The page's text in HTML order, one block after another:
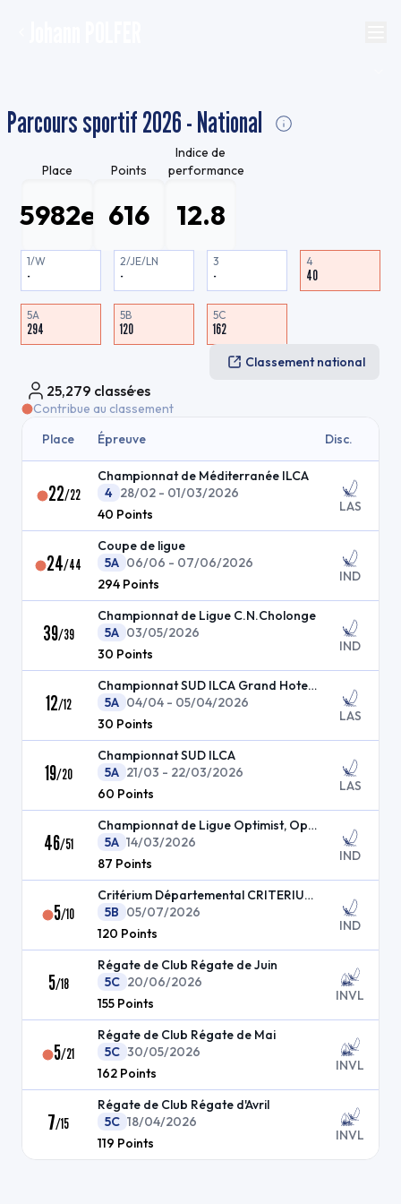
Parcours sportif 2026 - National
Place
5982e
Points
616
Indice de
performance
12.8
1/W
-
2/JE/LN
-
3
-
4
40
5A
294
5B
120
5C
162
Classement national
25,279 classé·es
Contribue au classement
Place
Épreuve Disc.
22/22
Championnat de Méditerranée ILCA
4 28/02 - 01/03/2026
40 Points LAS
24/44
Coupe de ligue
5A 06/06 - 07/06/2026
294 Points IND
39/39
Championnat de Ligue C.N.Cholonge
5A 03/05/2026
30 Points IND
12/12
Championnat SUD ILCA Grand Hotel. chpt Med
5A 04/04 - 05/04/2026
30 Points LAS
19/20
Championnat SUD ILCA
5A 21/03 - 22/03/2026
60 Points LAS
46/51
Championnat de Ligue Optimist, Open Skiff et Dériv
5A 14/03/2026
87 Points IND
5/10
Critérium Départemental CRITERIUM BASSIN 2026
5B 05/07/2026
120 Points IND
5/18
Régate de Club Régate de Juin
5C 20/06/2026
155 Points INVL
5/21
Régate de Club Régate de Mai
5C 30/05/2026
162 Points INVL
7/15
Régate de Club Régate d'Avril
5C 18/04/2026
119 Points INVL